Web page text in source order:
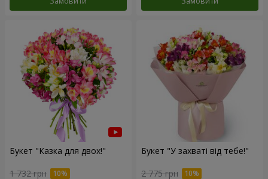
Букет "Казка для двох!"
1 732 грн
Букет "У захваті від тебе!"
2 775 грн